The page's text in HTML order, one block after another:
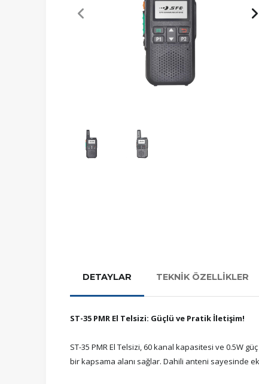
DETAYLAR TEKNİK ÖZELLİKLER
ST-35 PMR El Telsizi: Güçlü ve Pratik İletişim!
ST-35 PMR El Telsizi, 60 kanal kapasitesi ve 0.5W
bir kapsama alanı sağlar. Dahili anteni sayesinde